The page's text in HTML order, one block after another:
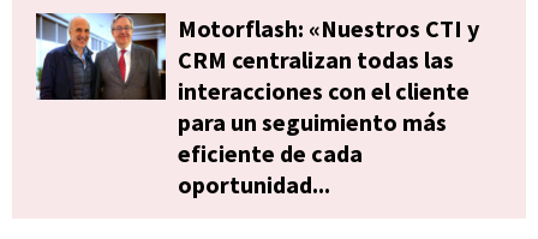
Motorflash: «Nuestros CTI y
CRM centralizan todas las
interacciones con el cliente
para un seguimiento más
eficiente de cada
oportunidad...